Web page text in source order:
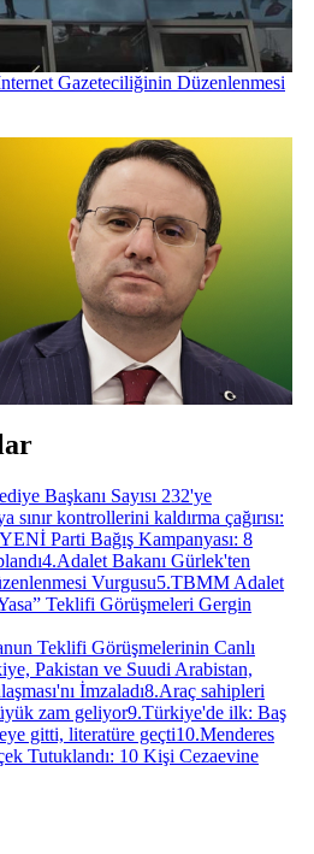
Gazeteciliğinin Düzenlenmesi
Başkanı Sayısı 232'ye
sınır kontrollerini kaldırma çağırısı:
YENİ Parti Bağış Kampanyası: 8
4.Adalet Bakanı Gürlek'ten
Vurgusu5.TBMM Adalet
Teklifi Görüşmeleri Gergin
Teklifi Görüşmelerinin Canlı
Pakistan ve Suudi Arabistan,
İmzaladı8.Araç sahipleri
zam geliyor9.Türkiye'de ilk: Baş
gitti, literatüre geçti10.Menderes
Tutuklandı: 10 Kişi Cezaevine